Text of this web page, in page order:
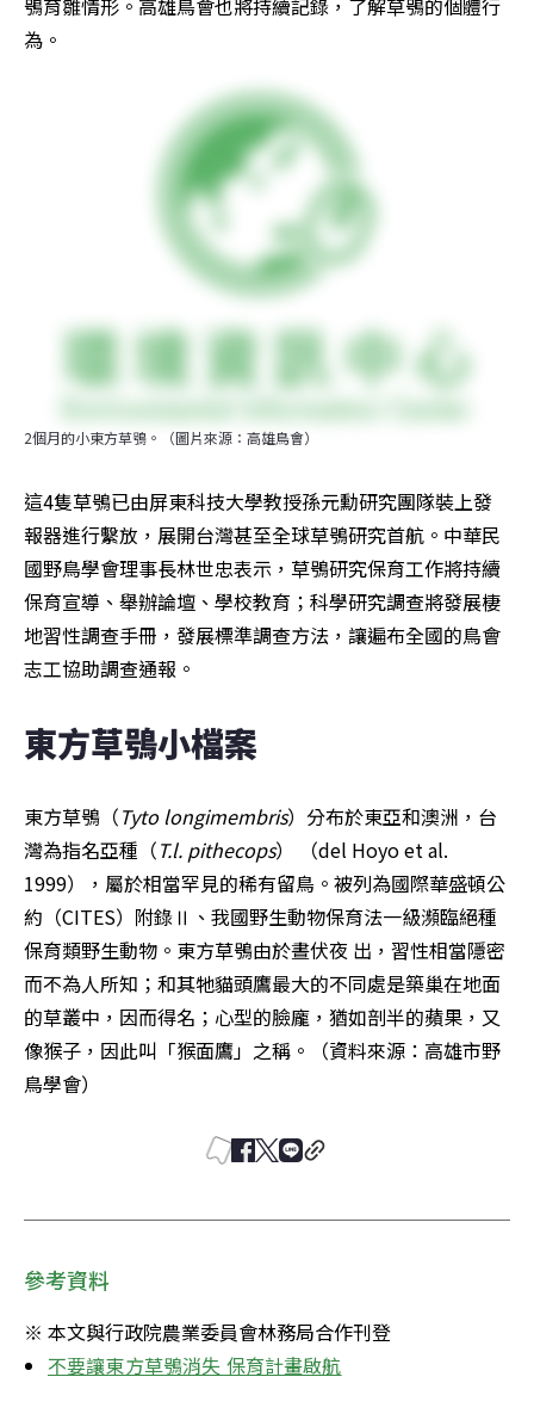
鴞育雛情形。高雄鳥會也將持續記錄，了解草鴞的個體行
為。
2個月的小東方草鴞。（圖片來源：高雄鳥會）
這4隻草鴞已由屏東科技大學教授孫元勳研究團隊裝上發
報器進行繫放，展開台灣甚至全球草鴞研究首航。中華民
國野鳥學會理事長林世忠表示，草鴞研究保育工作將持續
保育宣導、舉辦論壇、學校教育；科學研究調查將發展棲
地習性調查手冊，發展標準調查方法，讓遍布全國的鳥會
志工協助調查通報。
東方草鴞小檔案
東方草鴞（Tyto longimembris）分布於東亞和澳洲，台
灣為指名亞種（T.l. pithecops） （del Hoyo et al.
1999），屬於相當罕見的稀有留鳥。被列為國際華盛頓公
約（CITES）附錄Ⅱ、我國野生動物保育法一級瀕臨絕種
保育類野生動物。東方草鴞由於晝伏夜 出，習性相當隱密
而不為人所知；和其牠貓頭鷹最大的不同處是築巢在地面
的草叢中，因而得名；心型的臉龐，猶如剖半的蘋果，又
像猴子，因此叫「猴面鷹」之稱。（資料來源：高雄市野
鳥學會）
參考資料
※ 本文與行政院農業委員會林務局合作刊登
不要讓東方草鴞消失 保育計畫啟航